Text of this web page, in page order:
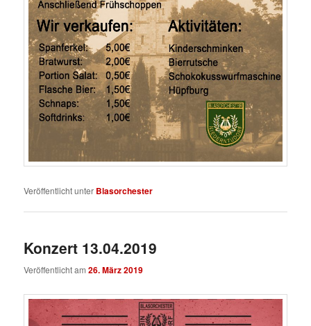
Veröffentlicht unter Blasorchester
Konzert 13.04.2019
Veröffentlicht am26. März 2019